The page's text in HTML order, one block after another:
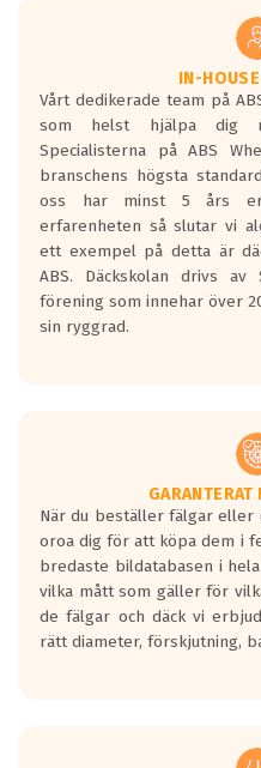
vilken körstil du använder.
Våtgrepp egenskaper:
Betygsskalan är satt A till F.
den kortaste
längsta.
Inga D eller G betyg delas
personbilar och lätta
Betyget sätts efter ett test
skall bromsa in på en väg
0.5-1.5 mm vatten.
I 80km/h kommer
Vid körning i över 50km/h
rullmotståndets ljud
motorljudet.
På däckmärkningen
en symbol av ett däck med
bullernivå markeras med
medans de vita vågorna
ett tyst däck.
regelverket som
IN-
Vårt dedikerade team på
som helst hjälpa dig
Specialisterna på ABS
branschens högsta
oss har minst 5 års
erfarenheten så slutar vi
ett exempel på detta är
ABS. Däckskolan drivs av
förening som innehar över
sin ryggrad.
När du beställer fälgar eller
oroa dig för att köpa dem i
bredaste bildatabasen i
vilka mått som gäller för
de fälgar och däck vi
rätt diameter, förskjutning,